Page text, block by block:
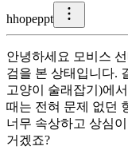
hhopeppt
안녕하세요 모비스
검을 본 상태입니다.
고양이 술래잡기)에
때는 전혀 문제 없던
너무 속상하고 상심
거겠죠?